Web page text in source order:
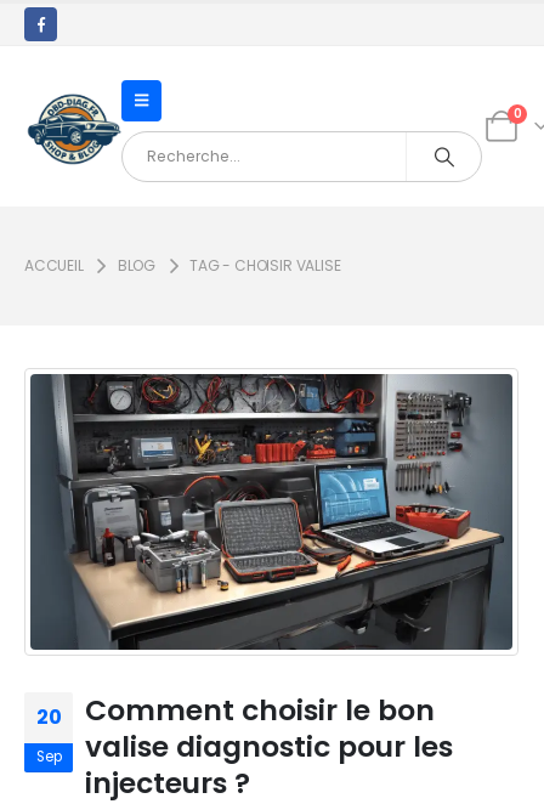
0
ACCUEIL BLOG TAG - CHOISIR VALISE
20
Sep
Comment choisir le bon
valise diagnostic pour les
injecteurs ?